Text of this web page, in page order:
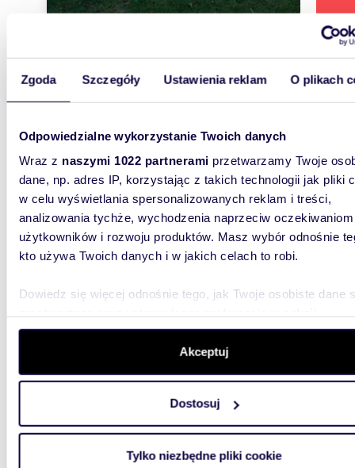
Zgoda Szczegóły Ustawienia reklam O plikach
Odpowiedzialne wykorzystanie Twoich danych
Wraz z naszymi 1022 partnerami przetwarzamy Twoje
dane, np. adres IP, korzystając z takich technologii jak pliki
w celu wyświetlania spersonalizowanych reklam i treści,
analizowania tychże, wychodzenia naprzeciw oczekiwaniom
użytkowników i rozwoju produktów. Masz wybór odnośnie
kto używa Twoich danych i w jakich celach to robi.
Dowiedz się więcej odnośnie tego, jak Twoje osobiste dane
szczegółów. W Deklaracji plików cookie możesz zmienić
wycofać swoją zgodę w dowolnej chwili.
aby oferować funkcje społecznościowe i analizować ruch w
witrynie. Informacje o tym, jak korzystasz z naszej witryny,
analitycznym. Partnerzy mogą połączyć te informacje z
Akceptuj
Dostosuj
Tylko niezbędne pliki cookie
2877
910
PIOTR
650m
390